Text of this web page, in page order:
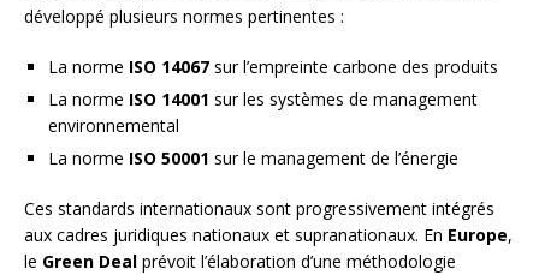
développé plusieurs normes pertinentes :
La norme ISO 14067 sur l’empreinte carbone des produits
La norme ISO 14001 sur les systèmes de management
environnemental
La norme ISO 50001 sur le management de l’énergie
Ces standards internationaux sont progressivement intégrés
aux cadres juridiques nationaux et supranationaux. En Europe,
le Green Deal prévoit l’élaboration d’une méthodologie